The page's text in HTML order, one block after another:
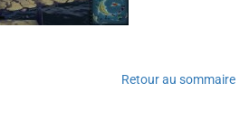
Retour au sommaire